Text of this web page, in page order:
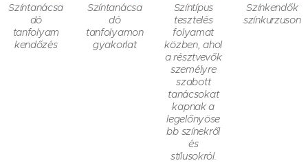
Színtanácsa
dó
tanfolyam
kendőzés
Színtanácsa
dó
tanfolyamon
gyakorlat
Színtípus
tesztelés
folyamat
közben, ahol
a résztvevők
személyre
szabott
tanácsokat
kapnak a
legelőnyöse
bb színekről
és
stílusokról.
Színkendők
színkurzuson